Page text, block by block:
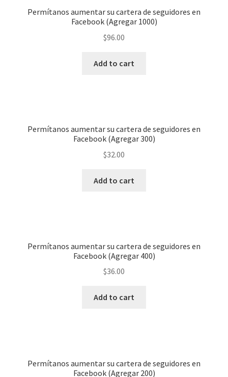
Permítanos aumentar su cartera de seguidores en
Facebook (Agregar 1000)
$96.00
Add to cart
Permítanos aumentar su cartera de seguidores en
Facebook (Agregar 300)
$32.00
Add to cart
Permítanos aumentar su cartera de seguidores en
Facebook (Agregar 400)
$36.00
Add to cart
Permítanos aumentar su cartera de seguidores en
Facebook (Agregar 200)